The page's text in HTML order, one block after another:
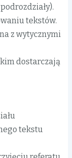
tekstów.
z wytycznymi
dostarczają
tekstu